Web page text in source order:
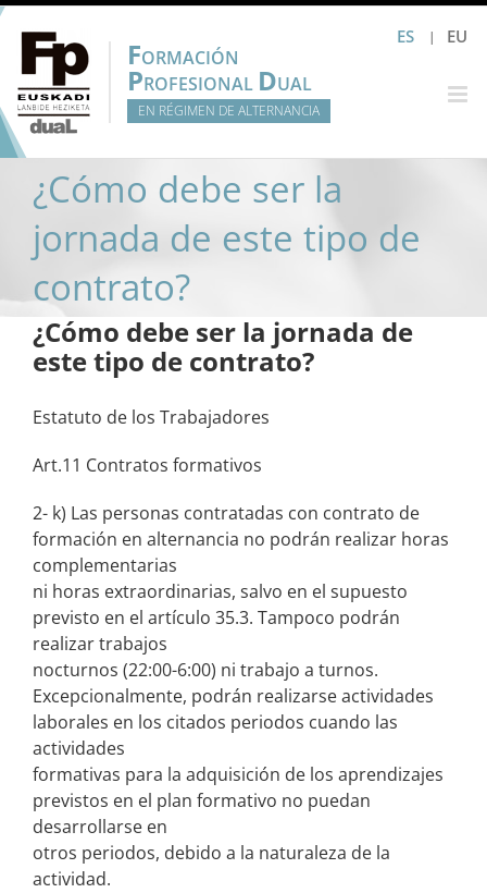
Saltar
contenido
ES EU
FORMACIÓN
PROFESIONAL DUAL
EN RÉGIMEN DE ALTERNANCIA
¿Cómo debe ser la
jornada de este tipo de
contrato?
¿Cómo debe ser la jornada de
este tipo de contrato?
Estatuto de los Trabajadores
Art.11 Contratos formativos
2- k) Las personas contratadas con contrato de
formación en alternancia no podrán realizar horas
complementarias
ni horas extraordinarias, salvo en el supuesto
previsto en el artículo 35.3. Tampoco podrán
realizar trabajos
nocturnos (22:00-6:00) ni trabajo a turnos.
Excepcionalmente, podrán realizarse actividades
laborales en los citados periodos cuando las
actividades
formativas para la adquisición de los aprendizajes
previstos en el plan formativo no puedan
desarrollarse en
otros periodos, debido a la naturaleza de la
actividad.